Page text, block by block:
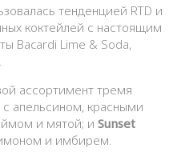
тенденцией RTD и
коктейлей с настоящим
Bacardi Lime & Soda,
ассортимент тремя
с апельсином, красными
и мятой; и Sunset
и имбирем.